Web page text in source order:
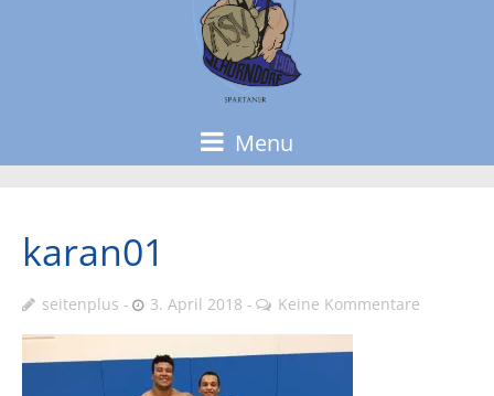
Menu
karan01
seitenplus 3. April 2018 Keine Kommentare